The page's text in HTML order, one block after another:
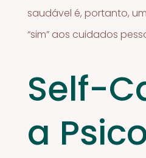
saudável é, portanto,
“sim” aos cuidados
Self-
a